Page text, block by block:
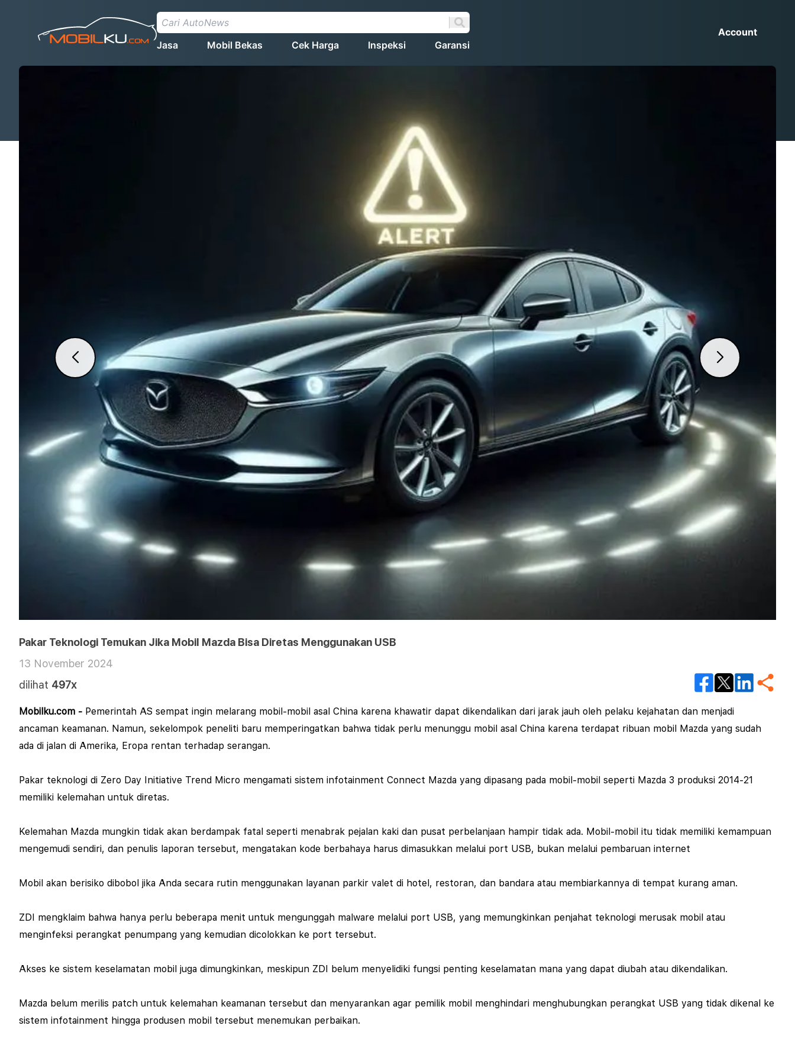
Jasa Mobil Bekas Cek Harga Inspeksi Garansi
Account
Pakar Teknologi Temukan Jika Mobil Mazda Bisa Diretas Menggunakan USB
13 November 2024
dilihat 497x
Mobilku.com - Pemerintah AS sempat ingin melarang mobil-mobil asal China karena khawatir dapat dikendalikan dari jarak jauh oleh pelaku kejahatan dan menjadi
ancaman keamanan. Namun, sekelompok peneliti baru memperingatkan bahwa tidak perlu menunggu mobil asal China karena terdapat ribuan mobil Mazda yang sudah
ada di jalan di Amerika, Eropa rentan terhadap serangan.
Pakar teknologi di Zero Day Initiative Trend Micro mengamati sistem infotainment Connect Mazda yang dipasang pada mobil-mobil seperti Mazda 3 produksi 2014-21
memiliki kelemahan untuk diretas.
Kelemahan Mazda mungkin tidak akan berdampak fatal seperti menabrak pejalan kaki dan pusat perbelanjaan hampir tidak ada. Mobil-mobil itu tidak memiliki kemampuan
mengemudi sendiri, dan penulis laporan tersebut, mengatakan kode berbahaya harus dimasukkan melalui port USB, bukan melalui pembaruan internet
Mobil akan berisiko dibobol jika Anda secara rutin menggunakan layanan parkir valet di hotel, restoran, dan bandara atau membiarkannya di tempat kurang aman.
ZDI mengklaim bahwa hanya perlu beberapa menit untuk mengunggah malware melalui port USB, yang memungkinkan penjahat teknologi merusak mobil atau
menginfeksi perangkat penumpang yang kemudian dicolokkan ke port tersebut.
Akses ke sistem keselamatan mobil juga dimungkinkan, meskipun ZDI belum menyelidiki fungsi penting keselamatan mana yang dapat diubah atau dikendalikan.
Mazda belum merilis patch untuk kelemahan keamanan tersebut dan menyarankan agar pemilik mobil menghindari menghubungkan perangkat USB yang tidak dikenal ke
sistem infotainment hingga produsen mobil tersebut menemukan perbaikan.